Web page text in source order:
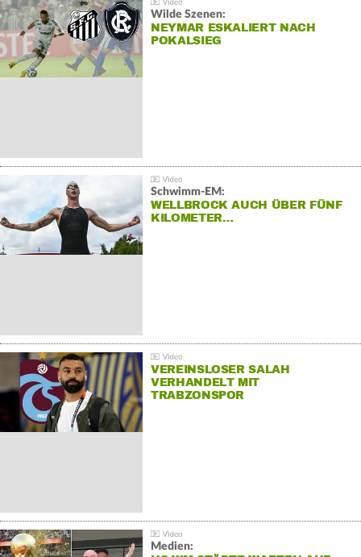
Wilde Szenen:
NEYMAR ESKALIERT NACH
POKALSIEG
Schwimm-EM:
WELLBROCK AUCH ÜBER FÜNF
KILOMETER…
VEREINSLOSER SALAH
VERHANDELT MIT
TRABZONSPOR
Medien: